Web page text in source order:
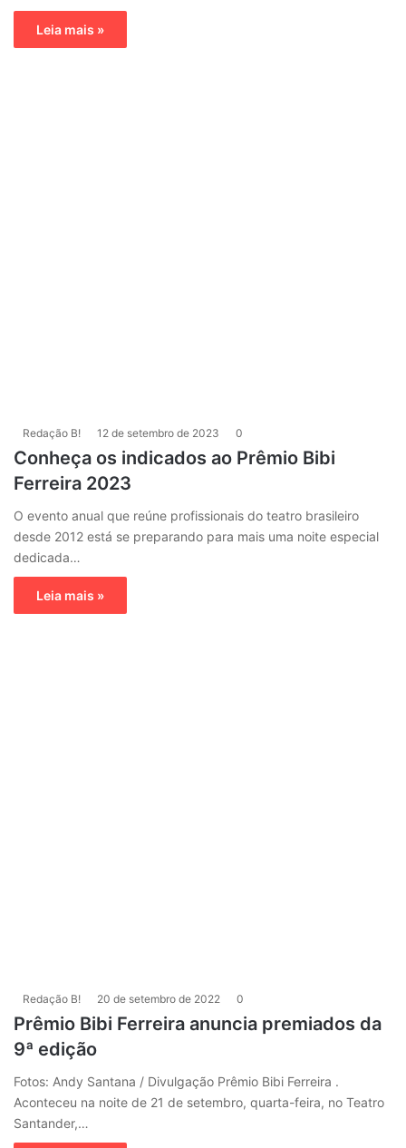
Leia mais »
Redação B! 12 de setembro de 2023 0
Conheça os indicados ao Prêmio Bibi
Ferreira 2023
O evento anual que reúne profissionais do teatro brasileiro
desde 2012 está se preparando para mais uma noite especial
dedicada…
Leia mais »
Redação B! 20 de setembro de 2022 0
Prêmio Bibi Ferreira anuncia premiados da
9ª edição
Fotos: Andy Santana / Divulgação Prêmio Bibi Ferreira .
Aconteceu na noite de 21 de setembro, quarta-feira, no Teatro
Santander,…